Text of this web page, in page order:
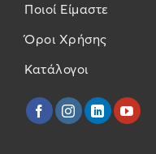
Ποιοί Είμαστε
Όροι Χρήσης
Κατάλογοι